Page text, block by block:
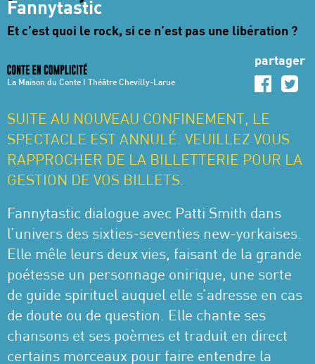
Fannytastic
Et c’est quoi le rock, si ce n’est pas une libération ?
La Maison du Conte I Théâtre Chevilly-Larue
partager
SUITE AU NOUVEAU CONFINEMENT, LE
SPECTACLE EST ANNULÉ. VEUILLEZ VOUS
RAPPROCHER DE LA BILLETTERIE POUR LA
GESTION DE VOS BILLETS.
Fannytastic dialogue avec Patti Smith dans
l’univers des sixties-seventies new-yorkaises.
Elle mêle leurs deux vies, faisant de la grande
poétesse un personnage onirique, une sorte
de guide spirituel auquel elle s’adresse en cas
de doute ou de question. Elle chante ses
chansons et ses poèmes et traduit en direct
certains morceaux pour faire entendre la